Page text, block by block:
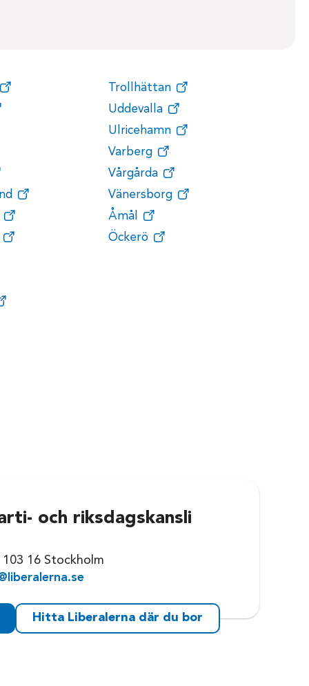
Trollhättan
Uddevalla
Ulricehamn
Varberg
Vårgårda
Vänersborg
Åmål
Öckerö
och riksdagskansli
16 Stockholm
Hitta Liberalerna där du bor